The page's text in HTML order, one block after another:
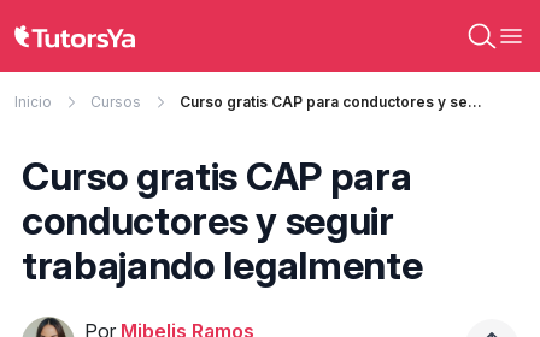
Inicio Cursos Curso gratis CAP para conductores y seguir trabajando legalmente
Curso gratis CAP para
conductores y seguir
trabajando legalmente
Por Mibelis Ramos